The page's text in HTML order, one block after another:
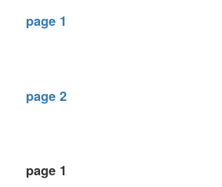
page 1
page 2
page 1